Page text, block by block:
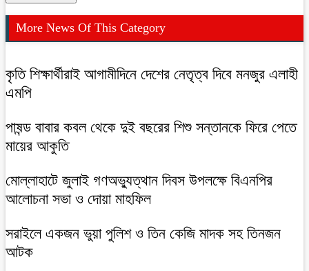
More News Of This Category
কৃতি শিক্ষার্থীরাই আগামীদিনে দেশের নেতৃত্ব দিবে মনজুর এলাহী
এমপি
পাষন্ড বাবার কবল থেকে দুই বছরের শিশু সন্তানকে ফিরে পেতে
মায়ের আকুতি
মোল্লাহাটে জুলাই গণঅভ্যুত্থান দিবস উপলক্ষে বিএনপির
আলোচনা সভা ও দোয়া মাহফিল
সরাইলে একজন ভুয়া পুলিশ ও তিন কেজি মাদক সহ তিনজন
আটক